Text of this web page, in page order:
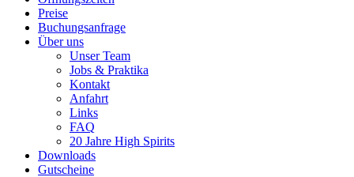
Preise
Buchungsanfrage
Über uns
Unser Team
Jobs & Praktika
Kontakt
Anfahrt
Links
FAQ
20 Jahre High Spirits
Downloads
Gutscheine